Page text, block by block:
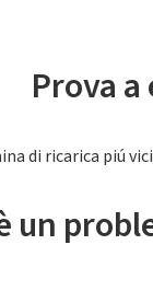
Prova
di ricarica piú
un